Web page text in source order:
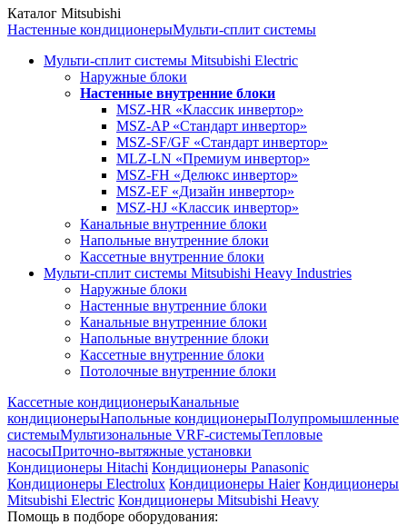
Каталог Mitsubishi
Настенные кондиционерыМульти-сплит системы
Мульти-сплит системы Mitsubishi Electric
Наружные блоки
Настенные внутренние блоки
MSZ-HR «Классик инвертор»
MSZ-AP «Стандарт инвертор»
MSZ-SF/GF «Стандарт инвертор»
MLZ-LN «Премиум инвертор»
MSZ-FH «Делюкс инвертор»
MSZ-EF «Дизайн инвертор»
MSZ-HJ «Классик инвертор»
Канальные внутренние блоки
Напольные внутренние блоки
Кассетные внутренние блоки
Мульти-сплит системы Mitsubishi Heavy Industries
Наружные блоки
Настенные внутренние блоки
Канальные внутренние блоки
Напольные внутренние блоки
Кассетные внутренние блоки
Потолочные внутренние блоки
Кассетные кондиционерыКанальные
кондиционерыНапольные кондиционерыПолупромышленные
системыМультизональные VRF-системыТепловые
насосыПриточно-вытяжные установки
Кондиционеры Hitachi Кондиционеры Panasonic
Кондиционеры Electrolux Кондиционеры Haier Кондиционеры
Mitsubishi Electric Кондиционеры Mitsubishi Heavy
Помощь в подборе оборудования: